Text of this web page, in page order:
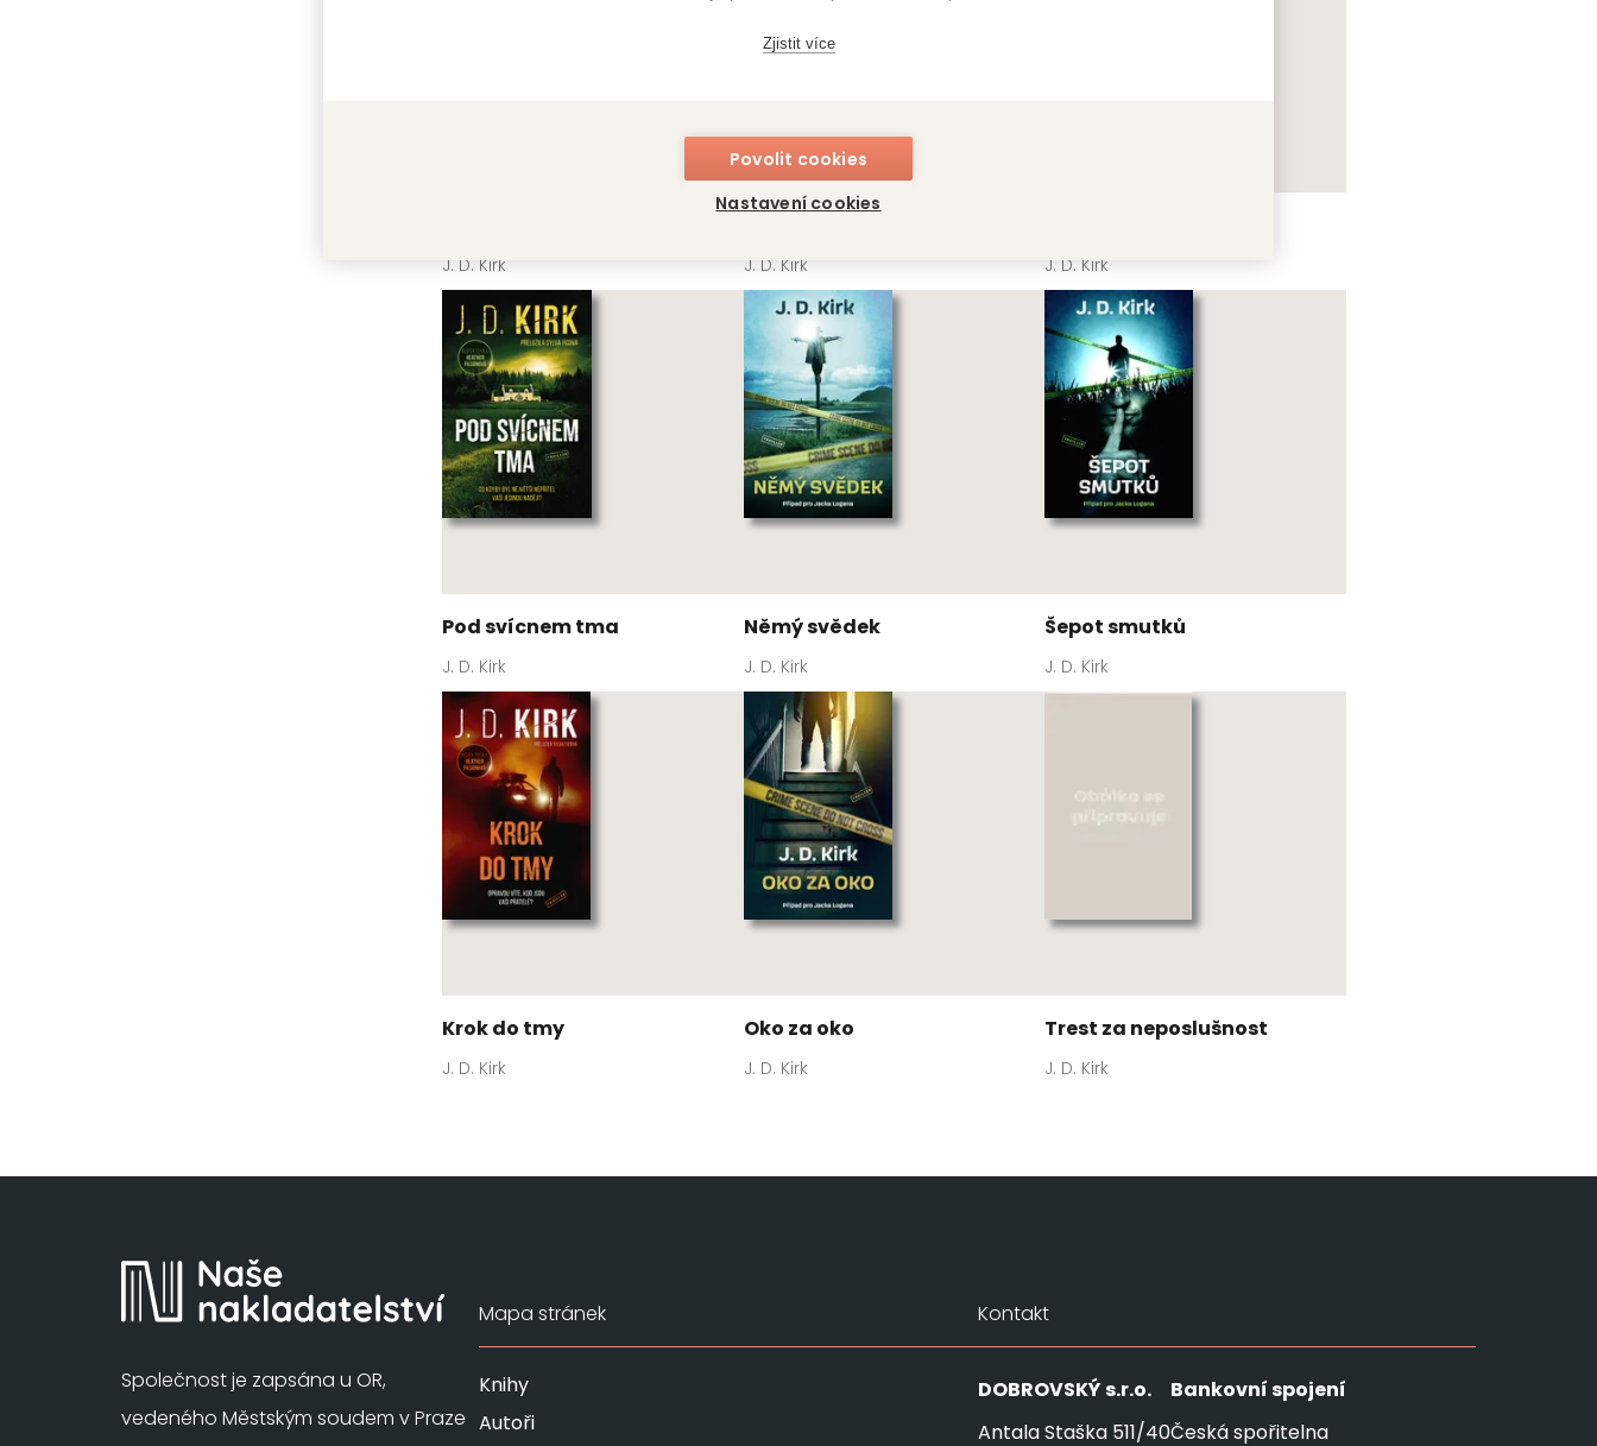
Zjistit více
Povolit cookies
Nastavení cookies
J. D. Kirk J. D. Kirk J. D. Kirk
Pod svícnem tma
J. D. Kirk
Němý svědek
J. D. Kirk
Šepot smutků
J. D. Kirk
Krok do tmy
J. D. Kirk
Oko za oko
J. D. Kirk
Trest za neposlušnost
J. D. Kirk
Společnost je zapsána u OR,
vedeného Městským soudem v Praze
Mapa stránek
Knihy
Autoři
Kontakt
DOBROVSKÝs.r.o.
Antala Staška 511/40
Bankovní spojení
Česká spořitelna